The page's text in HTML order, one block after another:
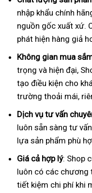
nhập khẩu chính
nguồn gốc xuất xứ.
phát hiện hàng giả
Không gian mua
trọng và hiện đại,
tạo điều kiện cho
trường thoải mái,
Dịch vụ tư vấn
luôn sẵn sàng tư
lựa sản phẩm phù
Giá cả hợp lý: Shop
luôn có các chương
tiết kiệm chi phí khi